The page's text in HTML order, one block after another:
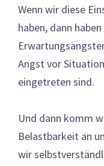
Wenn wir diese
haben, dann
Angst vor
eingetreten sind.
Und dann komm
Belastbarkeit an
wir